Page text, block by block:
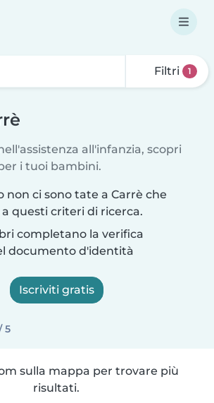
Filtri 1
all'infanzia, scopri
i tuoi bambini.
non ci sono tate a Carrè che
questi criteri di ricerca.
completano la verifica
documento d'identità
Iscriviti gratis
5
sulla mappa per trovare più
risultati.